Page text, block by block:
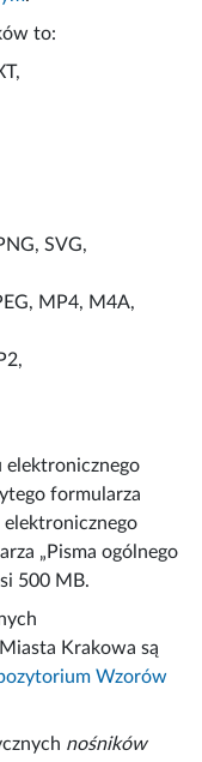
to:
SVG,
MP4, M4A,
elektronicznego
formularza
„Pisma ogólnego
500 MB.
Krakowa są
Wzorów
nośników